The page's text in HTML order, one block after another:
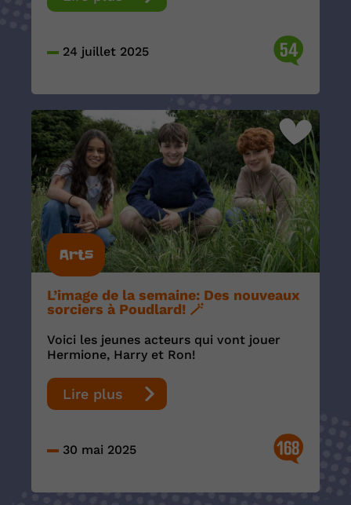
24 juillet 2025 54
Arts
L’image de la semaine: Des nouveaux
sorciers à Poudlard! 🪄
Voici les jeunes acteurs qui vont jouer
Hermione, Harry et Ron!
Lire plus
30 mai 2025 168